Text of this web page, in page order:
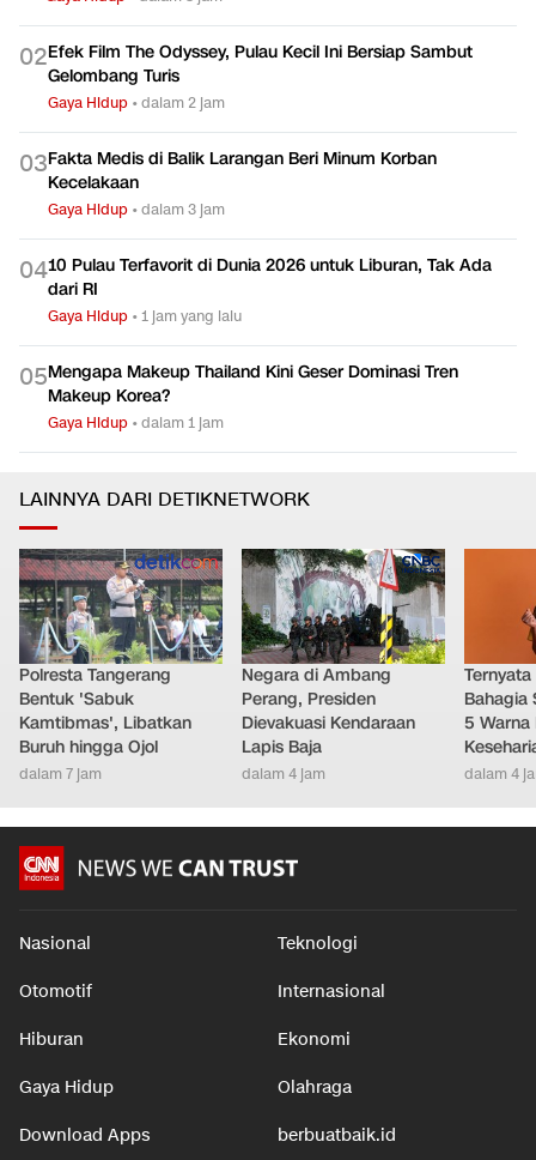
02Efek Film The Odyssey, Pulau Kecil Ini Bersiap Sambut
Gelombang Turis
Gaya Hidup •dalam 2 jam
03Fakta Medis di Balik Larangan Beri Minum Korban
Kecelakaan
Gaya Hidup •dalam 3 jam
0410 Pulau Terfavorit di Dunia 2026 untuk Liburan, Tak Ada
dari RI
Gaya Hidup •1 jam yang lalu
05Mengapa Makeup Thailand Kini Geser Dominasi Tren
Makeup Korea?
Gaya Hidup •dalam 1 jam
LAINNYA DARI DETIKNETWORK
Polresta Tangerang
Bentuk 'Sabuk
Kamtibmas', Libatkan
Buruh hingga Ojol
dalam 7 jam
Negara di Ambang
Perang, Presiden
Dievakuasi Kendaraan
Lapis Baja
dalam 4 jam
Bahagia
5
dalam 4
Nasional Teknologi
Otomotif Internasional
Hiburan Ekonomi
Gaya Hidup Olahraga
Download Apps berbuatbaik.id